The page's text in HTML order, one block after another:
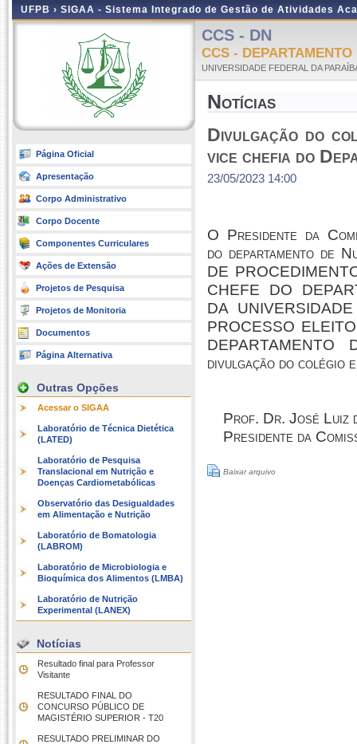
UFPB › SIGAA - Sistema Integrado de Gestão de Atividades
Página Oficial
Apresentação
Corpo Administrativo
Corpo Docente
Componentes Curriculares
Ações de Extensão
Projetos de Pesquisa
Projetos de Monitoria
Documentos
Página Alternativa
Outras Opções
Acessar o SIGAA
Laboratório de Técnica Dietética
(LATED)
Laboratório de Pesquisa
Translacional em Nutrição e
Doenças Cardiometabólicas
Observatório das Desigualdades
em Alimentação e Nutrição
Laboratório de Bomatologia
(LABROM)
Laboratório de Microbiologia e
Bioquímica dos Alimentos (LMBA)
Laboratório de Nutrição
Experimental (LANEX)
Notícias
Resultado final para Professor
Visitante
RESULTADO FINAL DO
CONCURSO PÚBLICO DE
MAGISTÉRIO SUPERIOR - T20
RESULTADO PRELIMINAR DO
CCS - DN
CCS -
UNIVERSIDADE FEDERAL DA
Notícias
Divulgação do
vice chefia do
23/05/2023 14:00
O Presidente da
do departamento de
DE
CHEFE DO
DA
PROCESSO
divulgação do colégio
Prof. Dr. José Luiz
Presidente da
Baixar arquivo